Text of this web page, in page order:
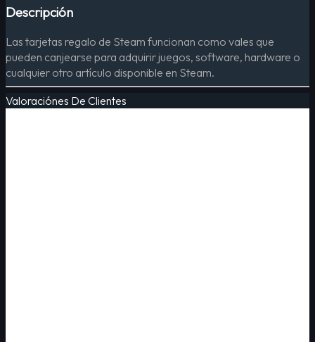
Descripción
Las tarjetas regalo de Steam funcionan como vales que
pueden canjearse para adquirir juegos, software, hardware o
cualquier otro artículo disponible en Steam.
Valoraciónes De Clientes